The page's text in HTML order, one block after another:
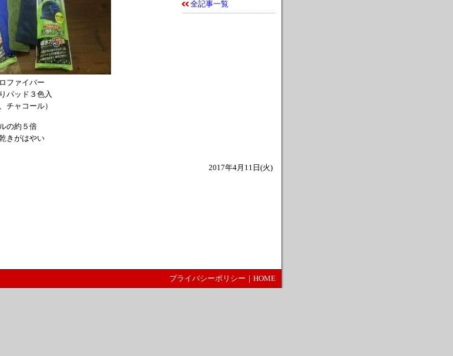
ファイバー
パッド３色入
チャコール）
の約５倍
きがはやい
全記事一覧
2017年4月11日(火)
プライバシーポリシー HOME